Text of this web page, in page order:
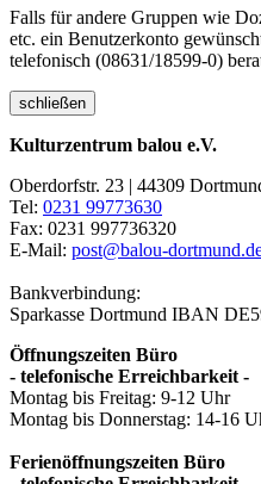
Falls für andere Gruppen wie
etc. ein Benutzerkonto
telefonisch (08631/18599-0)
schließen
Kulturzentrum balou e.V.
Oberdorfstr. 23 | 44309
Tel: 0231 99773630
Fax: 0231 997736320
E-Mail: post@balou-
Bankverbindung:
Sparkasse Dortmund IBAN
Öffnungszeiten Büro
- telefonische Erreichbarkeit -
Montag bis Freitag: 9-12 Uhr
Montag bis Donnerstag: 14-16
Ferienöffnungszeiten Büro